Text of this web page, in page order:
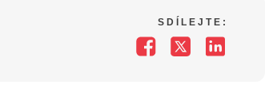
SDÍLEJTE: